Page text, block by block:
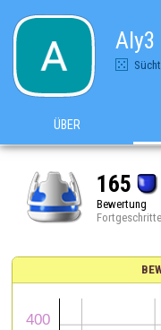
Aly3
ÜBER
165
Bewertung